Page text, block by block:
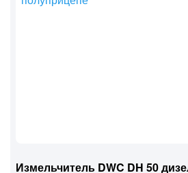
Измельчитель DWC DH 50